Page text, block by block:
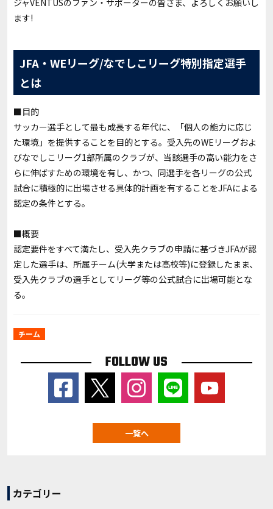
ジャVENTUSのファン・サポーターの皆さま、よろしくお願いし
ます!
JFA・WEリーグ/なでしこリーグ特別指定選手
とは
■目的
サッカー選手として最も成長する年代に、「個人の能力に応じ
た環境」を提供することを目的とする。受入先のWEリーグおよ
びなでしこリーグ1部所属のクラブが、当該選手の高い能力をさ
らに伸ばすための環境を有し、かつ、同選手を各リーグの公式
試合に積極的に出場させる具体的計画を有することをJFAによる
認定の条件とする。
■概要
認定要件をすべて満たし、受入先クラブの申請に基づきJFAが認
定した選手は、所属チーム(大学または高校等)に登録したまま、
受入先クラブの選手としてリーグ等の公式試合に出場可能とな
る。
チーム
FOLLOW US
一覧へ
カテゴリー